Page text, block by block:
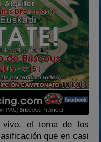
vivo, el tema de los
que en casi